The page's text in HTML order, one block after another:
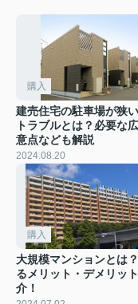
購入
建売住宅の駐車場が狭
トラブルとは？必要な
意点なども解説
2024.08.20
購入
大規模マンションとは
るメリット・デメリッ
介！